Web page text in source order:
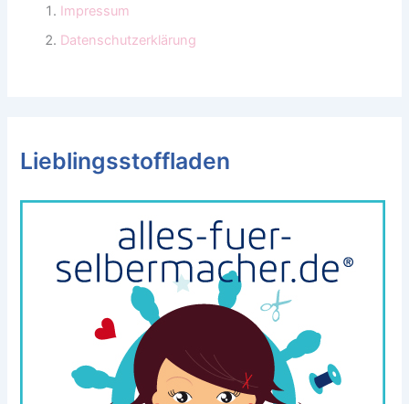
Impressum
Datenschutzerklärung
Lieblingsstoffladen